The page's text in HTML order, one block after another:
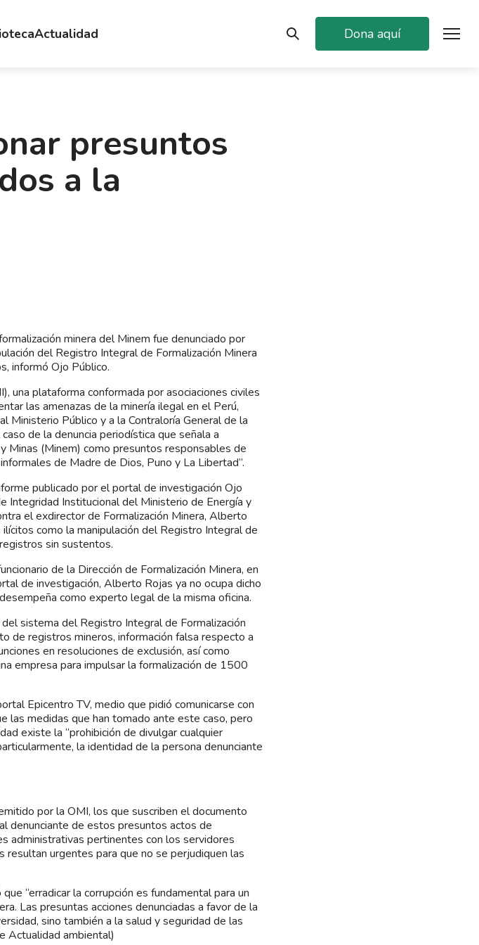
Actualidad Dona aquí
presuntos
a la
minera del Minem fue denunciado por
del Registro Integral de Formalización Minera
informó Ojo Público.
una plataforma conformada por asociaciones civiles
las amenazas de la minería ilegal en el Perú,
Ministerio Público y a la Contraloría General de la
de la denuncia periodística que señala a
Minas (Minem) como presuntos responsables de
de Madre de Dios, Puno y La Libertad”.
publicado por el portal de investigación Ojo
Integridad Institucional del Ministerio de Energía y
el exdirector de Formalización Minera, Alberto
como la manipulación del Registro Integral de
sin sustentos.
de la Dirección de Formalización Minera, en
de investigación, Alberto Rojas ya no ocupa dicho
como experto legal de la misma oficina.
sistema del Registro Integral de Formalización
de registros mineros, información falsa respecto a
en resoluciones de exclusión, así como
empresa para impulsar la formalización de 1500
Epicentro TV, medio que pidió comunicarse con
las medidas que han tomado ante este caso, pero
existe la “prohibición de divulgar cualquier
la identidad de la persona denunciante
por la OMI, los que suscriben el documento
denunciante de estos presuntos actos de
administrativas pertinentes con los servidores
resultan urgentes para que no se perjudiquen las
“erradicar la corrupción es fundamental para un
Las presuntas acciones denunciadas a favor de la
sino también a la salud y seguridad de las
Actualidad ambiental)